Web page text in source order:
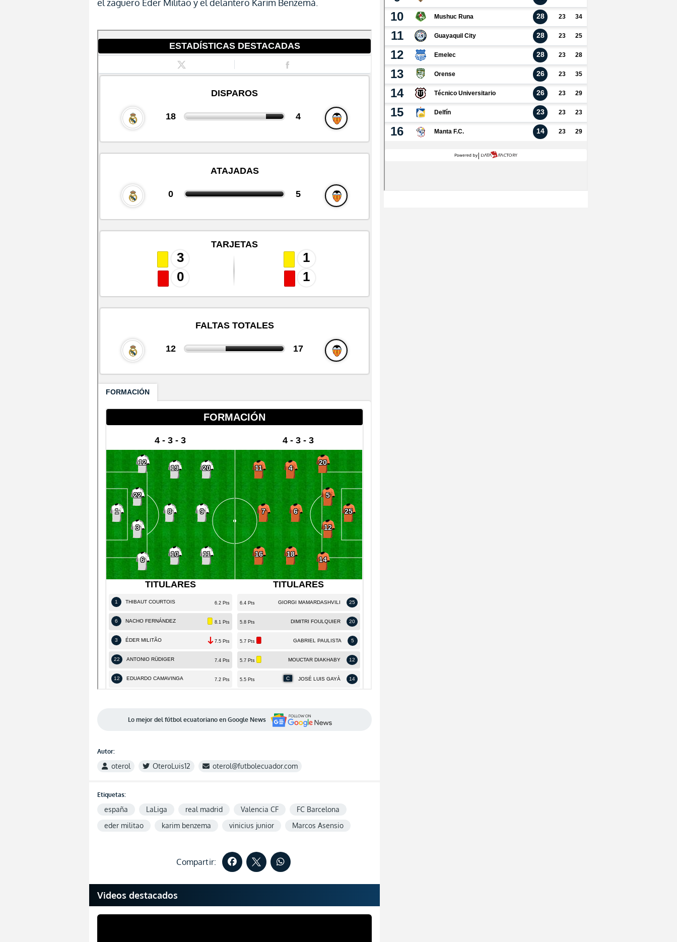
el zaguero Eder Militao y el delantero Karim Benzemá.
Lo mejor del fútbol ecuatoriano en Google News
Autor:
oterol OteroLuis12 oterol@futbolecuador.com
Etiquetas:
españa LaLiga real madrid Valencia CF
FC Barcelona
eder militao
karim benzema vinicius junior Marcos Asensio
Compartir:
Videos destacados